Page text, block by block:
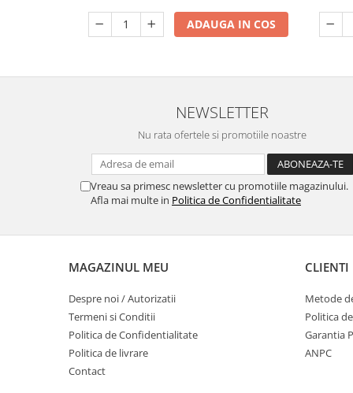
ADAUGA IN COS
NEWSLETTER
Nu rata ofertele si promotiile noastre
Vreau sa primesc newsletter cu promotiile magazinului.
Afla mai multe in Politica de Confidentialitate
MAGAZINUL MEU
Despre noi / Autorizatii
Termeni si Conditii
Politica de Confidentialitate
Politica de livrare
Contact
CLIENTI
Metode
Politica
Garantia
ANPC